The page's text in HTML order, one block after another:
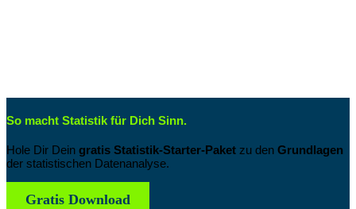
So macht Statistik für Dich Sinn.
Hole Dir Dein gratis Statistik-Starter-Paket zu den Grundlagen
der statistischen Datenanalyse.
Gratis Download